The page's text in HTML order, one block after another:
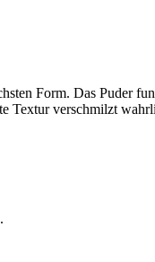
Form. Das Puder
Textur verschmilzt